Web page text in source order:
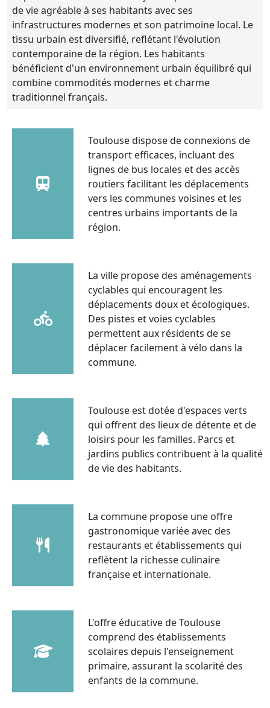
de vie agréable à ses habitants avec ses
infrastructures modernes et son patrimoine local. Le
tissu urbain est diversifié, reflétant l'évolution
contemporaine de la région. Les habitants
bénéficient d'un environnement urbain équilibré qui
combine commodités modernes et charme
traditionnel français.
Toulouse dispose de connexions de
transport efficaces, incluant des
lignes de bus locales et des accès
routiers facilitant les déplacements
vers les communes voisines et les
centres urbains importants de la
région.
La ville propose des aménagements
cyclables qui encouragent les
déplacements doux et écologiques.
Des pistes et voies cyclables
permettent aux résidents de se
déplacer facilement à vélo dans la
commune.
Toulouse est dotée d'espaces verts
qui offrent des lieux de détente et de
loisirs pour les familles. Parcs et
jardins publics contribuent à la qualité
de vie des habitants.
La commune propose une offre
gastronomique variée avec des
restaurants et établissements qui
reflètent la richesse culinaire
française et internationale.
L'offre éducative de Toulouse
comprend des établissements
scolaires depuis l'enseignement
primaire, assurant la scolarité des
enfants de la commune.